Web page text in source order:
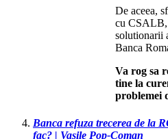
De aceea,
cu CSALB,
solutionarii
Banca
Va rog sa
tine la
problemei
Banca refuza trecerea de la
fac? | Vasile Pop-Coman